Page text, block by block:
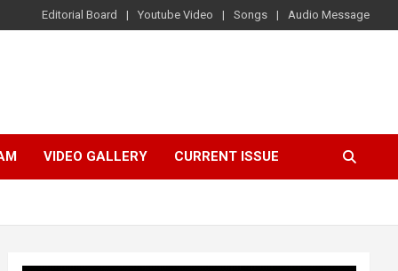
Editorial Board Youtube Video Songs Audio Message
VIDEO GALLERY CURRENT ISSUE